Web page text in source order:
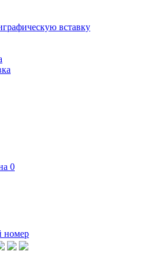
вставку
0
номер